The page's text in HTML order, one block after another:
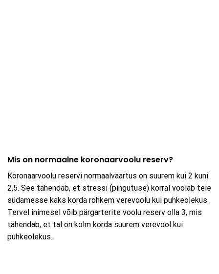
Mis on normaalne koronaarvoolu reserv?
Koronaarvoolu reservi normaalväärtus on suurem kui 2 kuni
2,5. See tähendab, et stressi (pingutuse) korral voolab teie
südamesse kaks korda rohkem verevoolu kui puhkeolekus.
Tervel inimesel võib pärgarterite voolu reserv olla 3, mis
tähendab, et tal on kolm korda suurem verevool kui
puhkeolekus.